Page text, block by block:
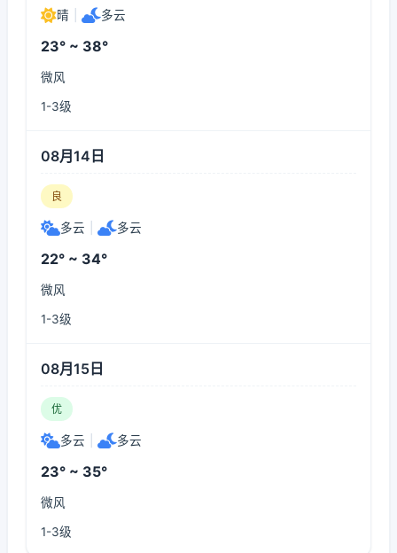
晴 多云
23° ~ 38°
微风
1-3级
08月14日
良
多云 多云
22° ~ 34°
微风
1-3级
08月15日
优
多云 多云
23° ~ 35°
微风
1-3级